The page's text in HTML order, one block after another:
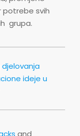
potrebe svih
grupa.
ideje u
and